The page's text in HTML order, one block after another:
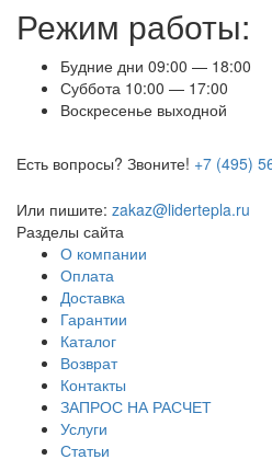
Режим работы:
Будние дни 09:00 — 18:00
Суббота 10:00 — 17:00
Воскресенье выходной
Есть вопросы? Звоните! +7 (495)
Или пишите: zakaz@lidertepla.ru
Разделы сайта
О компании
Оплата
Доставка
Гарантии
Каталог
Возврат
Контакты
ЗАПРОС НА РАСЧЕТ
Услуги
Статьи